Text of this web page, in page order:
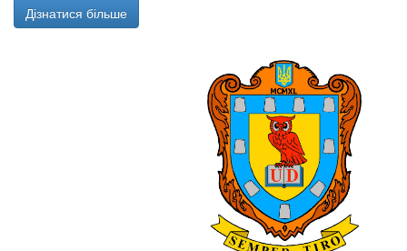
Дізнатися більше